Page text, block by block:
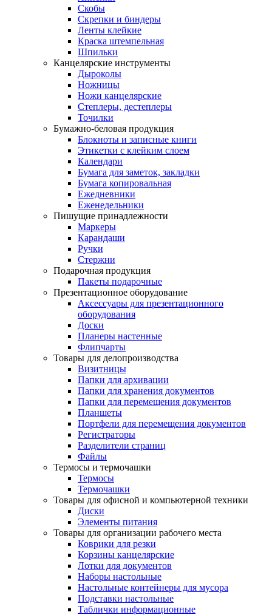
Скобы
Скрепки и биндеры
Ленты клейкие
Краска штемпельная
Шпильки
Канцелярские инструменты
Дыроколы
Ножницы
Ножи канцелярские
Степлеры, дестеплеры
Точилки
Бумажно-беловая продукция
Блокноты и записные книги
Этикетки с клейким слоем
Календари
Бумага для заметок, закладки
Бумага копировальная
Ежедневники
Еженедельники
Пишущие принадлежности
Маркеры
Карандаши
Ручки
Стержни
Подарочная продукция
Пакеты подарочные
Презентационное оборудование
Аксессуары для презентационного
оборудования
Доски
Планеры настенные
Флипчарты
Товары для делопроизводства
Визитницы
Папки для архивации
Папки для хранения документов
Папки для перемещения документов
Планшеты
Портфели для перемещения документов
Регистраторы
Разделители страниц
Файлы
Термосы и термочашки
Термосы
Термочашки
Товары для офисной и компьютерной техники
Диски
Элементы питания
Товары для организации рабочего места
Коврики для резки
Корзины канцелярские
Лотки для документов
Наборы настольные
Настольные контейнеры для мусора
Подставки настольные
Таблички информационные